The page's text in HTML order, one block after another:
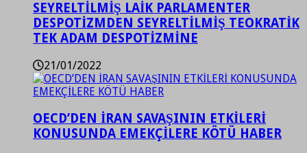
SEYRELTİLMİŞ LAİK PARLAMENTER
DESPOTİZMDEN SEYRELTİLMİŞ TEOKRATİK
TEK ADAM DESPOTİZMİNE
21/01/2022
OECD’DEN İRAN SAVAŞININ ETKİLERİ
KONUSUNDA EMEKÇİLERE KÖTÜ HABER